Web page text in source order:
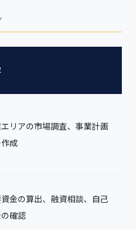
リアの市場調査、事業計画
成
金の算出、融資相談、自己
確認